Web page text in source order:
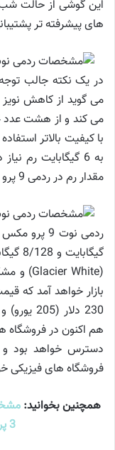
های پیشرفته تر
در یک نکته جالب
با کیفیت بالاتر
مقدار رم در ردمی 9 پرو مکس در نظر گرفته شده است.
هم اکنون در فروشگاه
فروشگاه های فیزیکی
همچنین بخوانید:
3 پرو + قیمت و زمان عرضه